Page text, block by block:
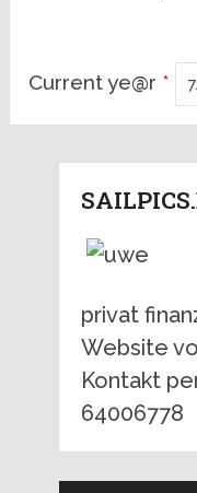
Current ye@r *
privat
Website
Kontakt
64006778